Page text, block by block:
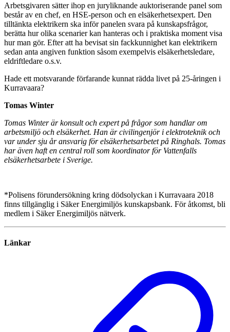
Arbetsgivaren sätter ihop en juryliknande auktoriserande panel som
består av en chef, en HSE-person och en elsäkerhetsexpert. Den
tilltänkta elektrikern ska inför panelen svara på kunskapsfrågor,
berätta hur olika scenarier kan hanteras och i praktiska moment visa
hur man gör. Efter att ha bevisat sin fackkunnighet kan elektrikern
sedan anta angiven funktion såsom exempelvis elsäkerhetsledare,
eldriftledare o.s.v.
Hade ett motsvarande förfarande kunnat rädda livet på 25-åringen i
Kurravaara?
Tomas Winter
Tomas Winter är konsult och expert på frågor som handlar om
arbetsmiljö och elsäkerhet. Han är civilingenjör i elektroteknik och
var under sju år ansvarig för elsäkerhetsarbetet på Ringhals. Tomas
har även haft en central roll som koordinator för Vattenfalls
elsäkerhetsarbete i Sverige.
*Polisens förundersökning kring dödsolyckan i Kurravaara 2018
finns tillgänglig i Säker Energimiljös kunskapsbank. För åtkomst, bli
medlem i Säker Energimiljös nätverk.
Länkar